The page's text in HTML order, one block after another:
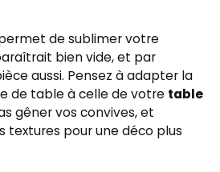
de sublimer votre
bien vide, et par
aussi. Pensez à adapter la
de table à celle de votre table
gêner vos convives, et
textures pour une déco plus